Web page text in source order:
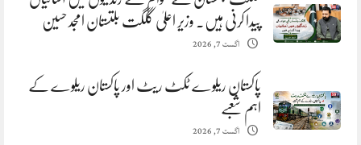
پیدا کرنی ہیں. وزیر اعلیٰ گلگت بلتستان امجد حسین
اگست 7, 2026
پاکستان ریلوے ٹکٹ ریٹ اور پاکستان ریلوے کے
اہم شعبے
اگست 7, 2026